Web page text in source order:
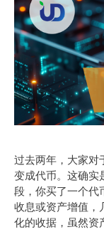
过去两年，大家对
变成代币。这确实
段，你买了一个代
收息或资产增值，
化的收据，虽然资